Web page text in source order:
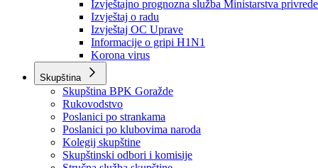
Obavještenja i izvještaji
Obavještenja Vlade
Izvještajno prognozna služba Ministarstva privrede
Izvještaj o radu
Izvještaj OC Uprave
Informacije o gripi H1N1
Korona virus
Skupština
Skupština BPK Goražde
Rukovodstvo
Poslanici po strankama